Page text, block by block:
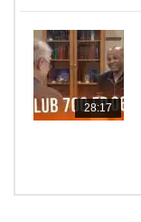
28:17